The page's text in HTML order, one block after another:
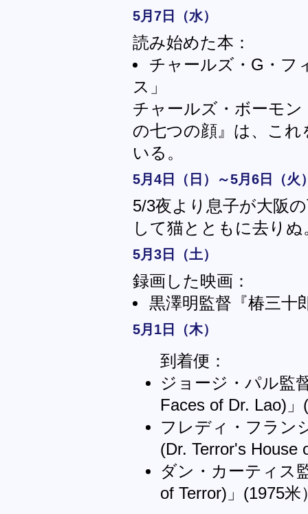
5月7日（水）
読み始めた本：
チャールズ・G・フ
ス」
チャールズ・ボーモ
の七つの顔』は、こ
いる。
5月4日（日）～5月6日（火
5/3夜より息子が大阪
して猫とともに去りぬ
5月3日（土）
録画した映画：
黒澤明監督『椿三十
5月1日（木）
到着便：
ジョージ・パル監
Faces of Dr. Lao)」
フレディ・フラン
(Dr. Terror's House
ダン・カーティス
of Terror)」(1975米